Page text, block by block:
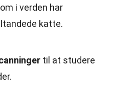
i verden har
katte.
til at studere